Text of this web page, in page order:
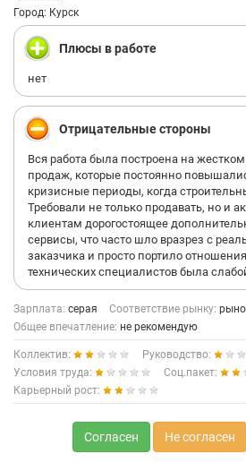
Город: Курск
Плюсы в работе
нет
Отрицательные стороны
Вся работа была построена на
продаж, которые постоянно
кризисные периоды, когда
Требовали не только продавать, но и
клиентам дорогостоящее
сервисы, что часто шло вразрез с
заказчика и просто портило
технических специалистов была
Зарплата: серая Соответствие рынку:
Общее впечатление: не рекомендую
Коллектив:
Руководство:
Условия труда:
Соц.пакет:
Карьерный рост:
Согласен Не согласен